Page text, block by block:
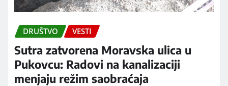
DRUŠTVO VESTI
Sutra zatvorena Moravska ulica u
Pukovcu: Radovi na kanalizaciji
menjaju režim saobraćaja